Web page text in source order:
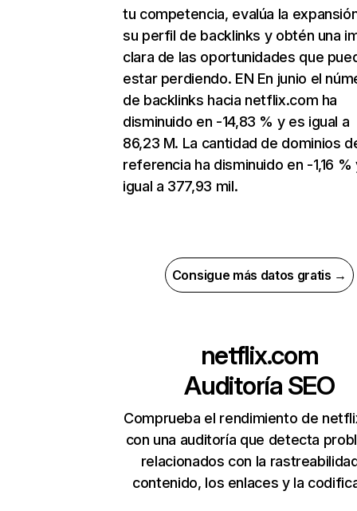
tu competencia, evalúa la
su perfil de backlinks y obtén una
clara de las oportunidades que
estar perdiendo. EN En junio el
de backlinks hacia netflix.com ha
disminuido en -14,83 % y es igual a
86,23 M. La cantidad de dominios
referencia ha disminuido en -1,16 %
igual a 377,93 mil.
Consigue más datos gratis →
netflix.com
Auditoría SEO
Comprueba el rendimiento de
con una auditoría que detecta
relacionados con la
contenido, los enlaces y la